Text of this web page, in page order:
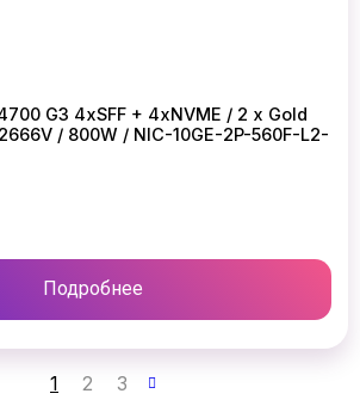
G3 4xSFF + 4xNVME / 2 x Gold
/ 800W / NIC-10GE-2P-560F-L2-
Подробнее
1 2 3